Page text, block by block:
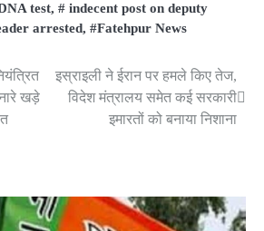
test, # indecent post on deputy
arrested, #Fatehpur News
खड़े
इस्राइली ने ईरान पर हमले किए तेज,
विदेश मंत्रालय समेत कई सरकारी
इमारतों को बनाया निशाना